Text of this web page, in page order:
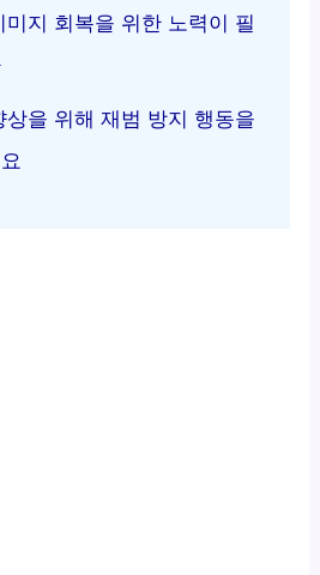
미지 회복을 위한 노력이 필
상을 위해 재범 방지 행동을